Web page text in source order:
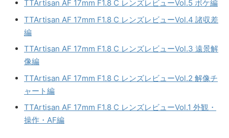
TTArtisan AF 17mm F1.8 C レンズレビューVol.5 ボケ編
TTArtisan AF 17mm F1.8 C レンズレビューVol.4 諸収差
編
TTArtisan AF 17mm F1.8 C レンズレビューVol.3 遠景解
像編
TTArtisan AF 17mm F1.8 C レンズレビューVol.2 解像チ
ャート編
TTArtisan AF 17mm F1.8 C レンズレビューVol.1 外観・
操作・AF編